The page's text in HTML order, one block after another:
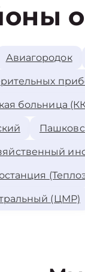
Авиагородок
больница
(ЦМР)